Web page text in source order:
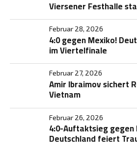
Viersener Festhalle
Februar 28, 2026
4:0 gegen Mexiko!
im Viertelfinale
Februar 27, 2026
Amir Ibraimov sichert
Vietnam
Februar 26, 2026
4:0-Auftaktsieg gegen
Deutschland feiert